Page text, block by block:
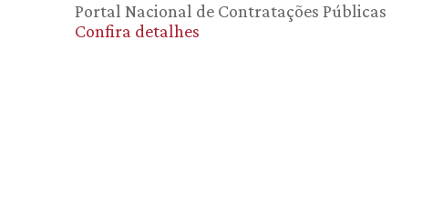
Portal Nacional de Contratações Públicas
Confira detalhes